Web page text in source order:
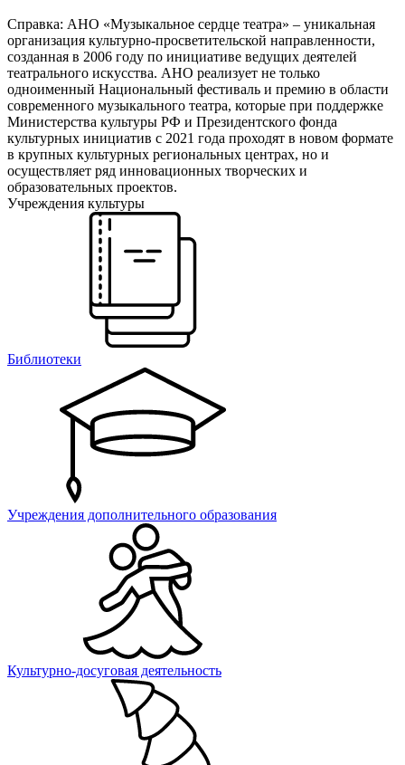
Справка: АНО «Музыкальное сердце театра» – уникальная
организация культурно-просветительской направленности,
созданная в 2006 году по инициативе ведущих деятелей
театрального искусства. АНО реализует не только
одноименный Национальный фестиваль и премию в области
современного музыкального театра, которые при поддержке
Министерства культуры РФ и Президентского фонда
культурных инициатив с 2021 года проходят в новом формате
в крупных культурных региональных центрах, но и
осуществляет ряд инновационных творческих и
образовательных проектов.
Учреждения культуры
Библиотеки
Учреждения дополнительного образования
Культурно-досуговая деятельность